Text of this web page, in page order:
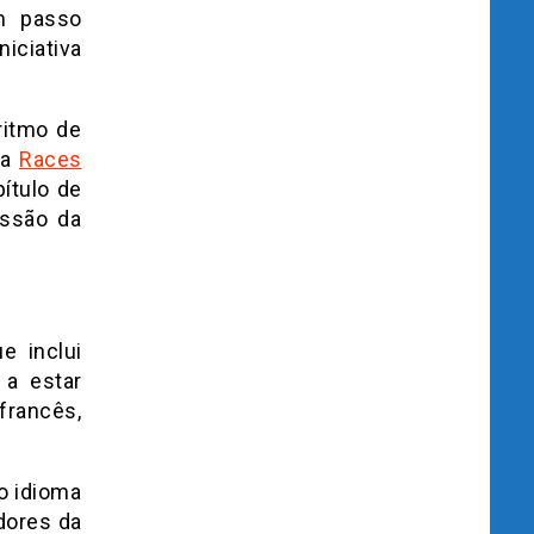
passo
de
Races
de
da
inclui
a estar
idioma
da